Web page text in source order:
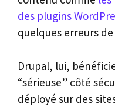
des plugins
quelques erreurs
Drupal, lui,
“sérieuse” côté
déployé sur des